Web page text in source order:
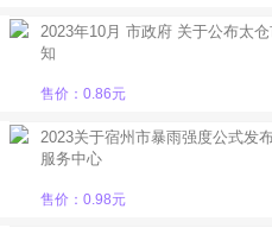
2023年10月 市政府 关于公布太仓市设计暴雨强度公式及设计雨型的通
知
售价：0.86元
2023关于宿州市暴雨强度公式发布 宿州市城市管理局 宿州市气象综
服务中心
售价：0.98元